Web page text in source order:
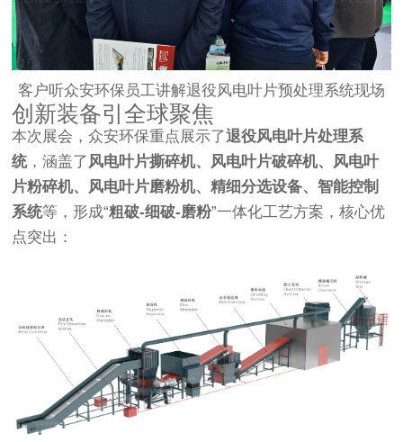
客户听众安环保员工讲解退役风电叶片预处理系统现场
创新装备引全球聚焦
本次展会，众安环保重点展示了退役风电叶片处理系
统，涵盖了风电叶片撕碎机、风电叶片破碎机、风电叶
片粉碎机、风电叶片磨粉机、精细分选设备、智能控制
系统等，形成“粗破-细破-磨粉”一体化工艺方案，核心优
点突出：